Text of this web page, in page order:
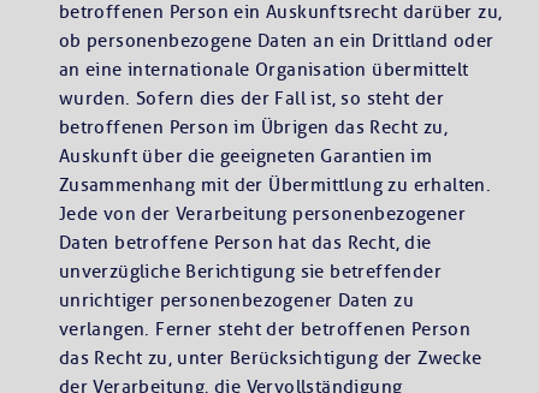
betroffenen Person ein Auskunftsrecht darüber zu,
ob personenbezogene Daten an ein Drittland oder
an eine internationale Organisation übermittelt
wurden. Sofern dies der Fall ist, so steht der
betroffenen Person im Übrigen das Recht zu,
Auskunft über die geeigneten Garantien im
Zusammenhang mit der Übermittlung zu erhalten.
Jede von der Verarbeitung personenbezogener
Daten betroffene Person hat das Recht, die
unverzügliche Berichtigung sie betreffender
unrichtiger personenbezogener Daten zu
verlangen. Ferner steht der betroffenen Person
das Recht zu, unter Berücksichtigung der Zwecke
der Verarbeitung, die Vervollständigung